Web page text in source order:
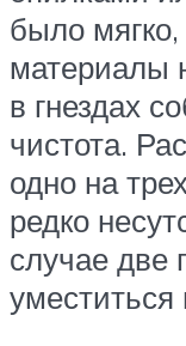
было
материалы
в гнездах
чистота.
одно на
редко
случае две
уместиться